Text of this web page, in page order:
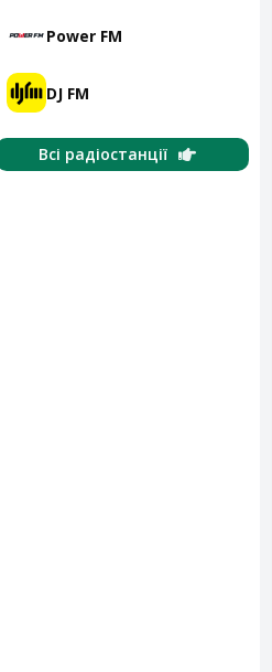
Power FM
DJ FM
Всі радіостанції